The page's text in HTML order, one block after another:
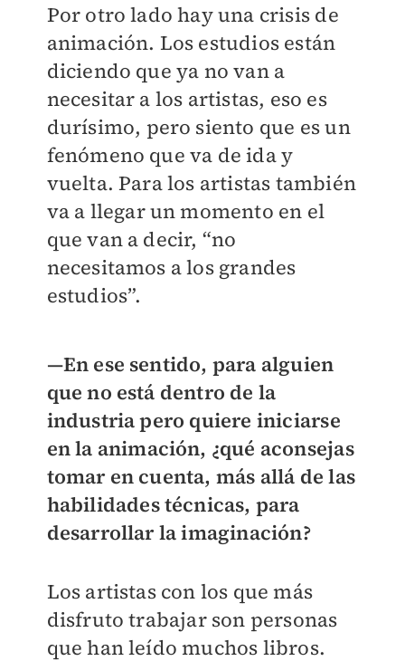
Por otro lado hay una crisis de
animación. Los estudios están
diciendo que ya no van a
necesitar a los artistas, eso es
durísimo, pero siento que es un
fenómeno que va de ida y
vuelta. Para los artistas también
va a llegar un momento en el
que van a decir, “no
necesitamos a los grandes
estudios”.
—En ese sentido, para alguien
que no está dentro de la
industria pero quiere iniciarse
en la animación, ¿qué aconsejas
tomar en cuenta, más allá de las
habilidades técnicas, para
desarrollar la imaginación?
Los artistas con los que más
disfruto trabajar son personas
que han leído muchos libros.